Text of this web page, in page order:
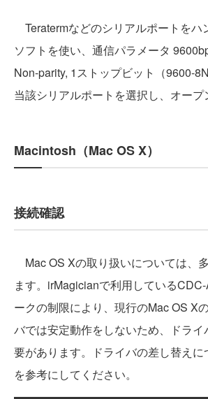
Teratermなどのシリアルポートをハ
ソフトを使い、通信パラメータ
Non-parity, 1ストップビット（9600-
当該シリアルポートを選択し、オープ
Macintosh（Mac OS X）
接続確認
Mac OS Xの取り扱いについては、
ます。irMagicianで利用している
ークの制限により、現行のMac OS X
バでは安定動作をしないため、ドラ
要があります。ドライバの差し替えに
を参考にしてください。